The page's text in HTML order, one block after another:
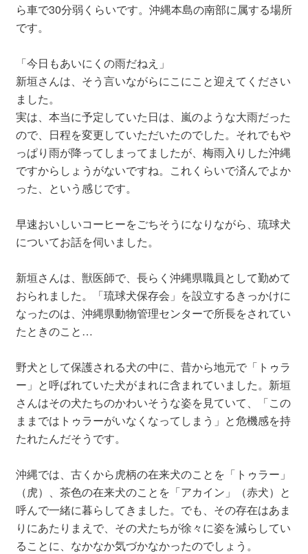
ら車で30分弱くらいです。沖縄本島の南部に属する場所
です。
「今日もあいにくの雨だねえ」
新垣さんは、そう言いながらにこにこと迎えてください
ました。
実は、本当に予定していた日は、嵐のような大雨だった
ので、日程を変更していただいたのでした。それでもや
っぱり雨が降ってしまってましたが、梅雨入りした沖縄
ですからしょうがないですね。これくらいで済んでよか
った、という感じです。
早速おいしいコーヒーをごちそうになりながら、琉球犬
についてお話を伺いました。
新垣さんは、獣医師で、長らく沖縄県職員として勤めて
おられました。「琉球犬保存会」を設立するきっかけに
なったのは、沖縄県動物管理センターで所長をされてい
たときのこと…
野犬として保護される犬の中に、昔から地元で「トゥラ
ー」と呼ばれていた犬がまれに含まれていました。新垣
さんはその犬たちのかわいそうな姿を見ていて、「この
ままではトゥラーがいなくなってしまう」と危機感を持
たれたんだそうです。
沖縄では、古くから虎柄の在来犬のことを「トゥラー」
（虎）、茶色の在来犬のことを「アカイン」（赤犬）と
呼んで一緒に暮らしてきました。でも、その存在はあま
りにあたりまえで、その犬たちが徐々に姿を減らしてい
ることに、なかなか気づかなかったのでしょう。